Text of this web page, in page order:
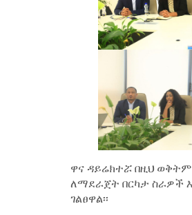
ዋና ዳይሬክተሯ በዚህ
ለማደራጀት በርካታ ስራዎች
ገልፀዋል፡፡